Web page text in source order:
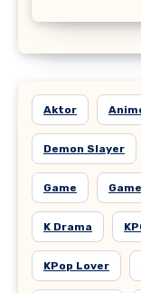
Aktor
Demon Slayer
Game
K Drama
KPop Lover